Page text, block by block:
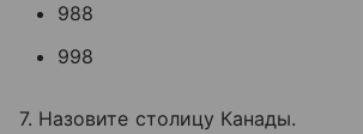
988
998
7. Назовите столицу Канады.